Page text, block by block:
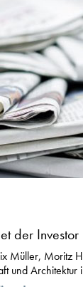
der Investor
Müller, Moritz
und